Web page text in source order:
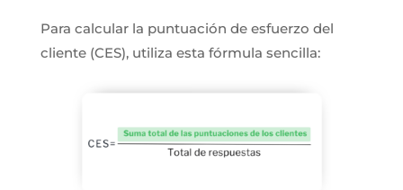
Para calcular la puntuación de esfuerzo del
cliente (CES), utiliza esta fórmula sencilla: